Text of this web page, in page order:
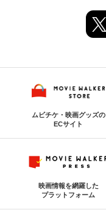
ムビチケ・映画グッズの
ECサイト
映画情報を網羅した
プラットフォーム